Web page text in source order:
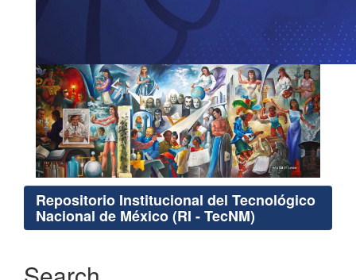
Repositorio Institucional del Tecnológico
Nacional de México (RI - TecNM)